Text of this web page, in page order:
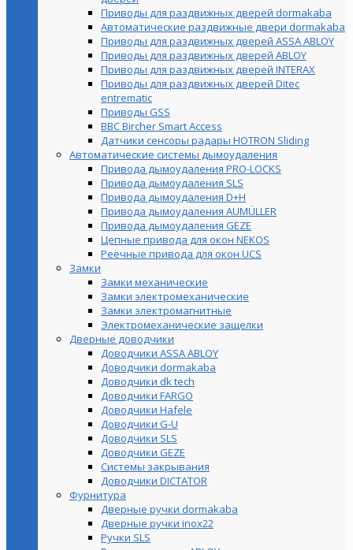
Приводы для раздвижных дверей dormakaba
Автоматические раздвижные двери dormakaba
Приводы для раздвижных дверей ASSA ABLOY
Приводы для раздвижных дверей ABLOY
Приводы для раздвижных дверей INTERAX
Приводы для раздвижных дверей Ditec
entrematic
Приводы GSS
BBC Bircher Smart Access
Датчики сенсоры радары HOTRON Sliding
Автоматические системы дымоудаления
Привода дымоудаления PRO-LOCKS
Привода дымоудаления SLS
Привода дымоудаления D+H
Привода дымоудаления AUMÜLLER
Привода дымоудаления GEZE
Цепные привода для окон NEKOS
Реечные привода для окон UСS
Замки
Замки механические
Замки электромеханические
Замки электромагнитные
Электромеханические защелки
Дверные доводчики
Доводчики ASSA ABLOY
Доводчики dormakaba
Доводчики dk tech
Доводчики FARGO
Доводчики Hafele
Доводчики G-U
Доводчики SLS
Доводчики GEZE
Cистемы закрывания
Доводчики DICTATOR
Фурнитура
Дверные ручки dormakaba
Дверные ручки inox22
Ручки SLS